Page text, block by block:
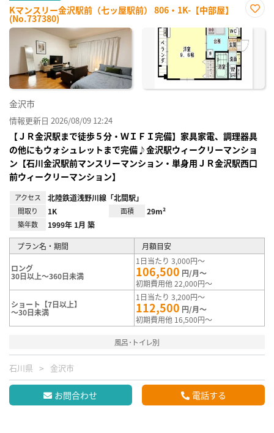
Kマンスリー金沢駅前（七ッ屋駅前） 806・1K-【中部屋】
(No.737380)
に入
り登
録
金沢市
情報更新日 2026/08/09 12:24
【ＪＲ金沢駅まで徒歩５分・ＷＩＦＩ完備】家具家電、調理器具
の他にもウォシュレットまで完備♪金沢駅ウィークリーマンショ
ン【石川金沢駅前マンスリーマンション・単身用ＪＲ金沢駅西口
前ウィークリーマンション】
アクセス 北陸鉄道浅野川線「北間駅」
間取り 1K 面積 29m²
築年数 1999年 1月 築
プラン名・期間 月額目安
ロング
30日以上～360日未満
1日当たり 3,000円～
106,500 円/月～
初期費用他 22,000円～
ショート【7日以上】
～30日未満
1日当たり 3,200円～
112,500 円/月～
初期費用他 16,500円～
風呂･トイレ別
石川県 金沢市
お問合わせ 電話する